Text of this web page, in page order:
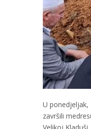
U ponedjeljak,
završili